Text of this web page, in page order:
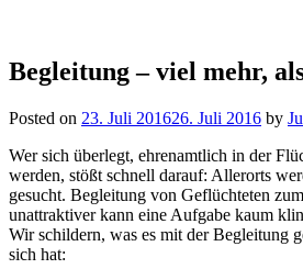
Begleitung – viel mehr,
Posted on 23. Juli 201626. Juli 2016 by
Wer sich überlegt, ehrenamtlich in der
werden, stößt schnell darauf: Allerorts
gesucht. Begleitung von Geflüchteten
unattraktiver kann eine Aufgabe kaum
Wir schildern, was es mit der Begleitung
sich hat: